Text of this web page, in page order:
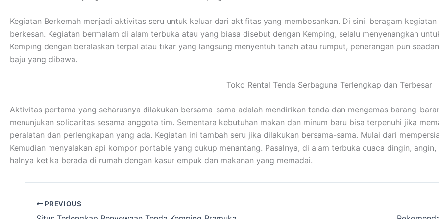
Kegiatan Berkemah menjadi aktivitas seru untuk keluar dari aktifitas yang membosankan. Di sini, beragam
berkesan. Kegiatan bermalam di alam terbuka atau yang biasa disebut dengan Kemping, selalu menyenangkan
Kemping dengan beralaskan terpal atau tikar yang langsung menyentuh tanah atau rumput, penerangan pun
baju yang dibawa.
Toko Rental Tenda Serbaguna Terlengkap dan Terbesar
Aktivitas pertama yang seharusnya dilakukan bersama-sama adalah mendirikan tenda dan mengemas barang-
menunjukan solidaritas sesama anggota tim. Sementara kebutuhan makan dan minum baru bisa terpenuhi jika
peralatan dan perlengkapan yang ada. Kegiatan ini tambah seru jika dilakukan bersama-sama. Mulai dari
Kemudian menyalakan api kompor portable yang cukup menantang. Pasalnya, di alam terbuka cuaca dingin,
halnya ketika berada di rumah dengan kasur empuk dan makanan yang memadai.
PREVIOUS